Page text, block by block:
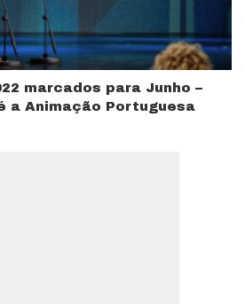
marcados para Junho –
a Animação Portuguesa